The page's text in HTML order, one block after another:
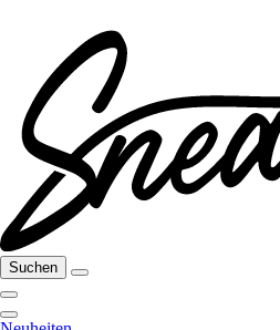
Suchen